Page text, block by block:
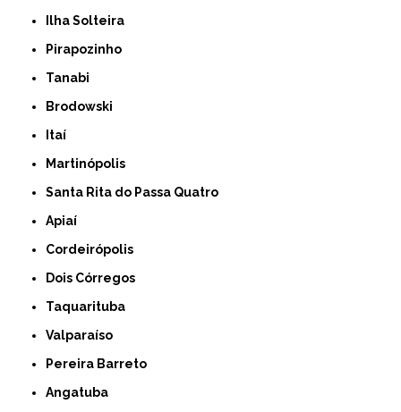
Ilha Solteira
Pirapozinho
Tanabi
Brodowski
Itaí
Martinópolis
Santa Rita do Passa Quatro
Apiaí
Cordeirópolis
Dois Córregos
Taquarituba
Valparaíso
Pereira Barreto
Angatuba